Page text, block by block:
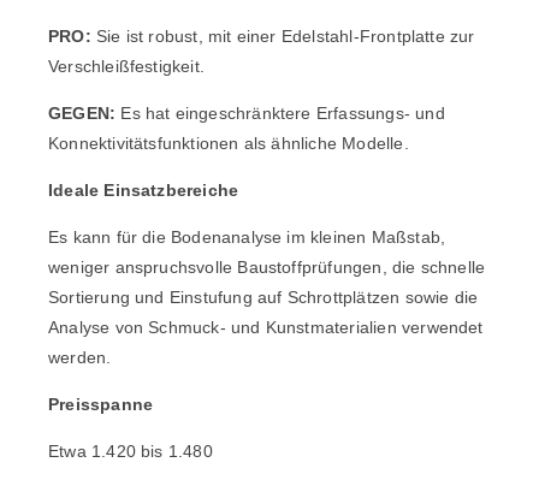
PRO: Sie ist robust, mit einer Edelstahl-Frontplatte zur
Verschleißfestigkeit.
GEGEN: Es hat eingeschränktere Erfassungs- und
Konnektivitätsfunktionen als ähnliche Modelle.
Ideale Einsatzbereiche
Es kann für die Bodenanalyse im kleinen Maßstab,
weniger anspruchsvolle Baustoffprüfungen, die schnelle
Sortierung und Einstufung auf Schrottplätzen sowie die
Analyse von Schmuck- und Kunstmaterialien verwendet
werden.
Preisspanne
Etwa 1.420 bis 1.480